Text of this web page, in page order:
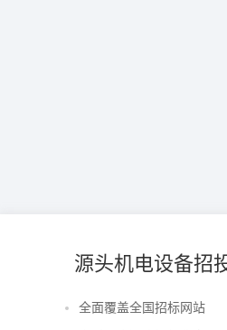
源头机电设备招
全面覆盖全国招标网站